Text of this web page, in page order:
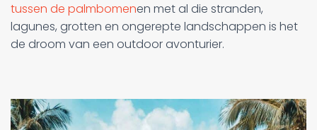
tussen de palmbomenen met al die stranden,
lagunes, grotten en ongerepte landschappen is het
de droom van een outdoor avonturier.